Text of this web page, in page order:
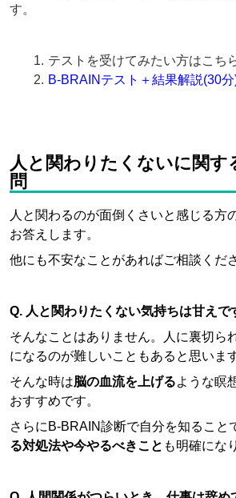
す。
テストを受けてみたい方はこち
B-BRAINテスト＋結果解説(30
人と関わりたくないに関す
問
人と関わるのが面倒くさいと感じる方
お答えします。
他にも不安なことがあればご相談くだ
Q. 人と関わりたくない気持ちは甘えで
そんなことはありません。人に裏切ら
になるのが難しいこともあると思います
そんな時は脳の血流を上げるような瞑
おすすめです。
さらにB-BRAIN診断で自分を知ること
る対処法や今やるべきこと も明確にな